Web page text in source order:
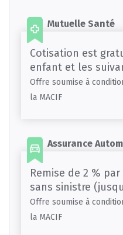
Mutuelle Santé
Cotisation est
enfant et les
Offre soumise à
la MACIF
Assurance
Remise de 2 %
sans sinistre
Offre soumise à
la MACIF